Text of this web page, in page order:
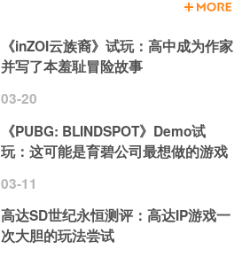
《inZOI云族裔》试玩：高中成为作家
并写了本羞耻冒险故事
03-20
《PUBG: BLINDSPOT》Demo试
玩：这可能是育碧公司最想做的游戏
03-11
高达SD世纪永恒测评：高达IP游戏一
次大胆的玩法尝试